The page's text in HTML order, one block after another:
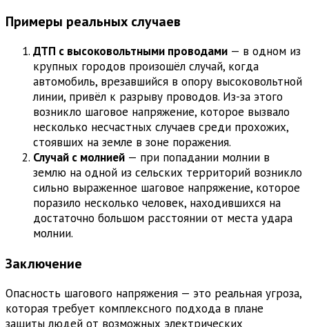
Примеры реальных случаев
ДТП с высоковольтными проводами — в одном из
крупных городов произошёл случай, когда
автомобиль, врезавшийся в опору высоковольтной
линии, привёл к разрыву проводов. Из-за этого
возникло шаговое напряжение, которое вызвало
несколько несчастных случаев среди прохожих,
стоявших на земле в зоне поражения.
Случай с молнией — при попадании молнии в
землю на одной из сельских территорий возникло
сильно выраженное шаговое напряжение, которое
поразило несколько человек, находившихся на
достаточно большом расстоянии от места удара
молнии.
Заключение
Опасность шагового напряжения — это реальная угроза,
которая требует комплексного подхода в плане
защиты людей от возможных электрических